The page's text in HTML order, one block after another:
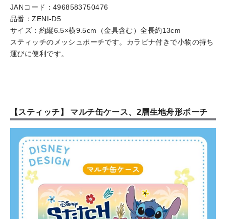
JANコード：4968583750476
品番：ZENI-D5
サイズ：約縦6.5×横9.5cm（金具含む）全長約13cm
スティッチのメッシュポーチです。カラビナ付きで小物の持ち
運びに便利です。
【スティッチ】 マルチ缶ケース、2層生地舟形ポーチ